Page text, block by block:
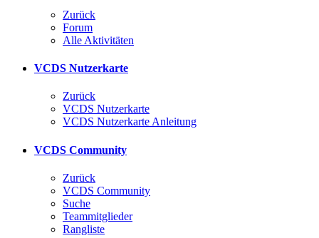
Zurück
Forum
Alle Aktivitäten
VCDS Nutzerkarte
Zurück
VCDS Nutzerkarte
VCDS Nutzerkarte Anleitung
VCDS Community
Zurück
VCDS Community
Suche
Teammitglieder
Rangliste